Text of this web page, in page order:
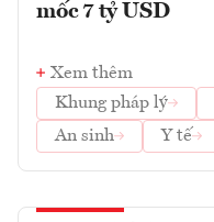
mốc 7 tỷ USD
Xem thêm
Khung pháp lý
An sinh
Y tế